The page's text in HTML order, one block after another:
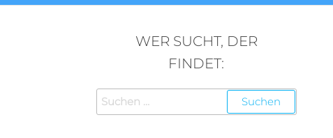
WER SUCHT, DER
FINDET:
Suchen
nach: